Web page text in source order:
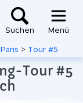
Suchen Menü
Paris > Tour #5
Tour #5